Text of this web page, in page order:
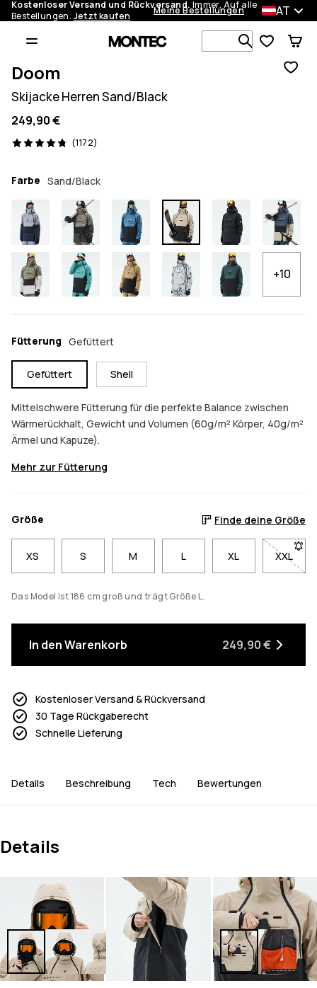
Kostenloser Versand und Rückversand. Immer. Auf alle
Bestellungen. Jetzt kaufen Meine Bestellungen AT
Doom
Skijacke Herren Sand/Black
249,90 €
(1172)
1172 Reviews, 4.8/5
Farbe Sand/Black
+10
Fütterung Gefüttert
Gefüttert Shell
Mittelschwere Fütterung für die perfekte Balance zwischen
Wärmerückhalt, Gewicht und Volumen (60g/m² Körper, 40g/m²
Ärmel und Kapuze).
Mehr zur Fütterung
Größe Finde deine Größe
XS S M L XL XXL
-
Das Model ist 186 cm groß und trägt Größe L.
In den Warenkorb 249,90 €
Kostenloser Versand & Rückversand
30 Tage Rückgaberecht
Schnelle Lieferung
Details Beschreibung Tech Bewertungen
Details